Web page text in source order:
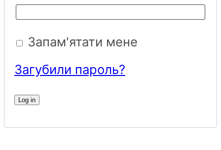
Запам'ятати мене
Загубили пароль?
Log in